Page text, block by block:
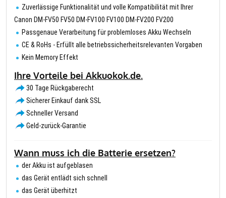
Zuverlässige Funktionalität und volle Kompatibilität mit Ihrer
Canon DM-FV50 FV50 DM-FV100 FV100 DM-FV200 FV200
Passgenaue Verarbeitung für problemloses Akku Wechseln
CE & RoHs - Erfüllt alle betriebssicherheitsrelevanten Vorgaben
Kein Memory Effekt
Ihre Vorteile bei Akkuokok.de.
30 Tage Rückgaberecht
Sicherer Einkauf dank SSL
Schneller Versand
Geld-zurück-Garantie
Wann muss ich die Batterie ersetzen?
der Akku ist aufgeblasen
das Gerät entlädt sich schnell
das Gerät überhitzt